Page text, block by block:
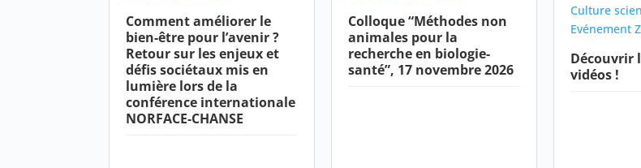
Comment améliorer le
bien-être pour l’avenir ?
Retour sur les enjeux et
défis sociétaux mis en
lumière lors de la
conférence internationale
NORFACE-CHANSE
Colloque “Méthodes non
animales pour la
recherche en biologie-
santé”, 17 novembre 2026
Culture
Evénement
Découvrir
vidéos !